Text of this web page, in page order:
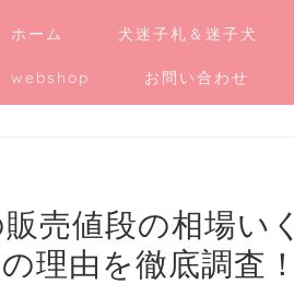
ホーム 犬迷子札＆迷子犬
webshop お問い合わせ
売値段の相場い
理由を徹底調査！